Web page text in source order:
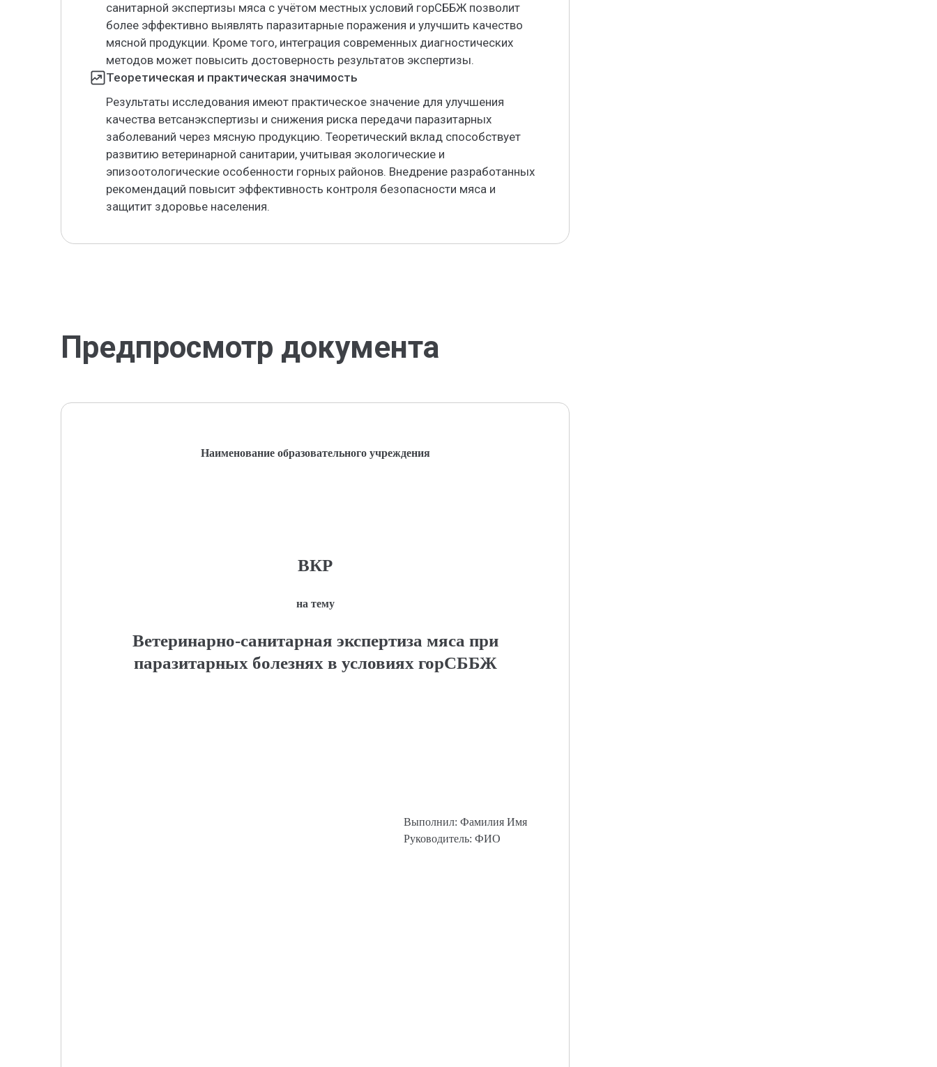
санитарной экспертизы мяса с учётом местных условий горСББЖ позволит
более эффективно выявлять паразитарные поражения и улучшить качество
мясной продукции. Кроме того, интеграция современных диагностических
методов может повысить достоверность результатов экспертизы.
Теоретическая и практическая значимость
Результаты исследования имеют практическое значение для улучшения
качества ветсанэкспертизы и снижения риска передачи паразитарных
заболеваний через мясную продукцию. Теоретический вклад способствует
развитию ветеринарной санитарии, учитывая экологические и
эпизоотологические особенности горных районов. Внедрение разработанных
рекомендаций повысит эффективность контроля безопасности мяса и
защитит здоровье населения.
Предпросмотр документа
Наименование образовательного учреждения
ВКР
на тему
Ветеринарно-санитарная экспертиза мяса при
паразитарных болезнях в условиях горСББЖ
Выполнил: Фамилия Имя
Руководитель: ФИО